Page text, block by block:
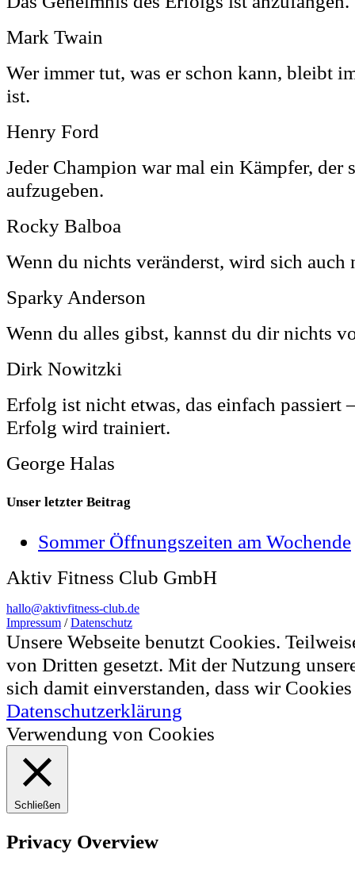
Mark Twain
Wer immer tut, was er schon kann, bleibt
ist.
Henry Ford
Jeder Champion war mal ein Kämpfer, der
aufzugeben.
Rocky Balboa
Wenn du nichts veränderst, wird sich auch
Sparky Anderson
Wenn du alles gibst, kannst du dir nichts
Dirk Nowitzki
Erfolg ist nicht etwas, das einfach passiert
Erfolg wird trainiert.
George Halas
Unser letzter Beitrag
Sommer Öffnungszeiten am Wochende
Aktiv Fitness Club GmbH
hallo@aktivfitness-club.de
Impressum /Datenschutz
Unsere Webseite benutzt Cookies.
von Dritten gesetzt. Mit der Nutzung
sich damit einverstanden, dass wir
Datenschutzerklärung
Verwendung von Cookies
Schließen
Privacy Overview